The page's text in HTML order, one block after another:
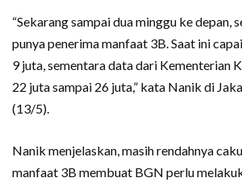
“Sekarang sampai dua minggu ke depan,
punya penerima manfaat 3B. Saat ini
9 juta, sementara data dari Kementerian
22 juta sampai 26 juta,” kata Nanik di
(13/5).
Nanik menjelaskan, masih rendahnya
manfaat 3B membuat BGN perlu